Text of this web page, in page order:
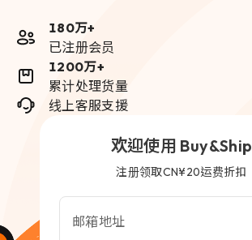
180万+
已注册会员
1200万+
累计处理货量
线上客服支援
欢迎使用 Buy&Ship
注册领取CN¥20运费折扣
邮箱地址